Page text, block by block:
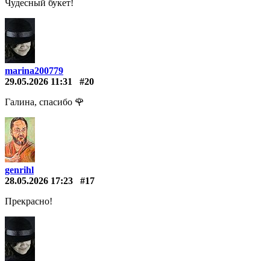
Чудесный букет!
marina200779
29.05.2026 11:31
#20
Галина, спасибо 🌹
genrihl
28.05.2026 17:23
#17
Прекрасно!